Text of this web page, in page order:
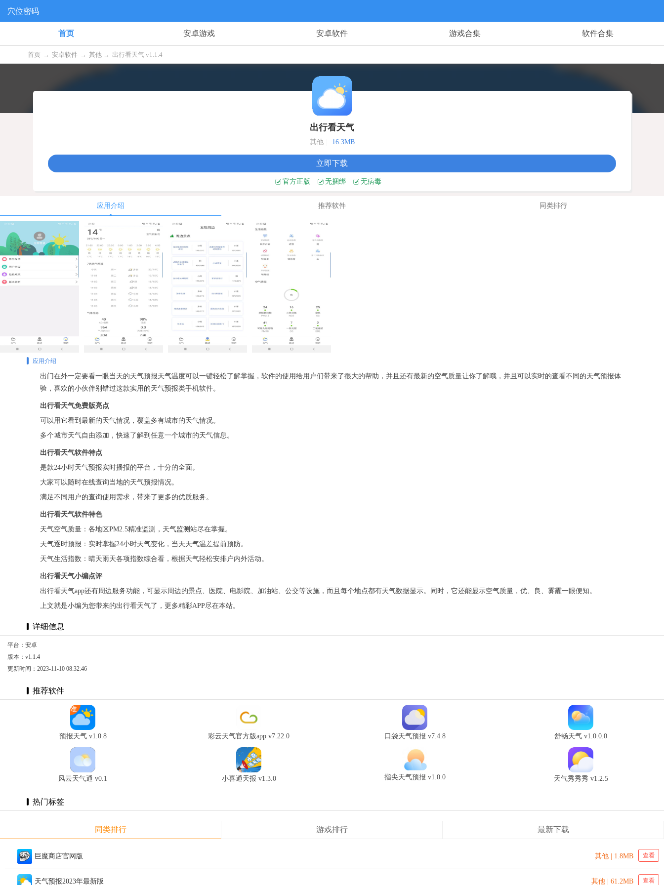
穴位密码
首页 安卓游戏 安卓软件 游戏合集 软件合集
首页 → 安卓软件 → 其他 → 出行看天气 v1.1.4
出行看天气
其他 16.3MB
立即下载
官方正版 无捆绑 无病毒
应用介绍 推荐软件 同类排行
应用介绍
出门在外一定要看一眼当天的天气预报天气温度可以一键轻松了解掌握，软件的使用给用户们带来了很大的帮助，并且还有最新的空气质量让你了解哦，并且可以实时的查看不同的天气预报体
验，喜欢的小伙伴别错过这款实用的天气预报类手机软件。
出行看天气免费版亮点
可以用它看到最新的天气情况，覆盖多有城市的天气情况。
多个城市天气自由添加，快速了解到任意一个城市的天气信息。
出行看天气软件特点
是款24小时天气预报实时播报的平台，十分的全面。
大家可以随时在线查询当地的天气预报情况。
满足不同用户的查询使用需求，带来了更多的优质服务。
出行看天气软件特色
天气空气质量：各地区PM2.5精准监测，天气监测站尽在掌握。
天气逐时预报：实时掌握24小时天气变化，当天天气温差提前预防。
天气生活指数：晴天雨天各项指数综合看，根据天气轻松安排户内外活动。
出行看天气小编点评
出行看天气app还有周边服务功能，可显示周边的景点、医院、电影院、加油站、公交等设施，而且每个地点都有天气数据显示。同时，它还能显示空气质量，优、良、雾霾一眼便知。
上文就是小编为您带来的出行看天气了，更多精彩APP尽在本站。
详细信息
平台：安卓
版本：v1.1.4
更新时间：2023-11-10 08:32:46
推荐软件
预报天气 v1.0.8 彩云天气官方版app v7.22.0 口袋天气预报 v7.4.8 舒畅天气 v1.0.0.0
风云天气通 v0.1 小喜通天报 v1.3.0 指尖天气预报 v1.0.0 天气秀秀秀 v1.2.5
热门标签
同类排行 游戏排行 最新下载
巨魔商店官网版 其他 | 1.8MB 查看
天气预报2023年最新版 其他 | 61.2MB 查看